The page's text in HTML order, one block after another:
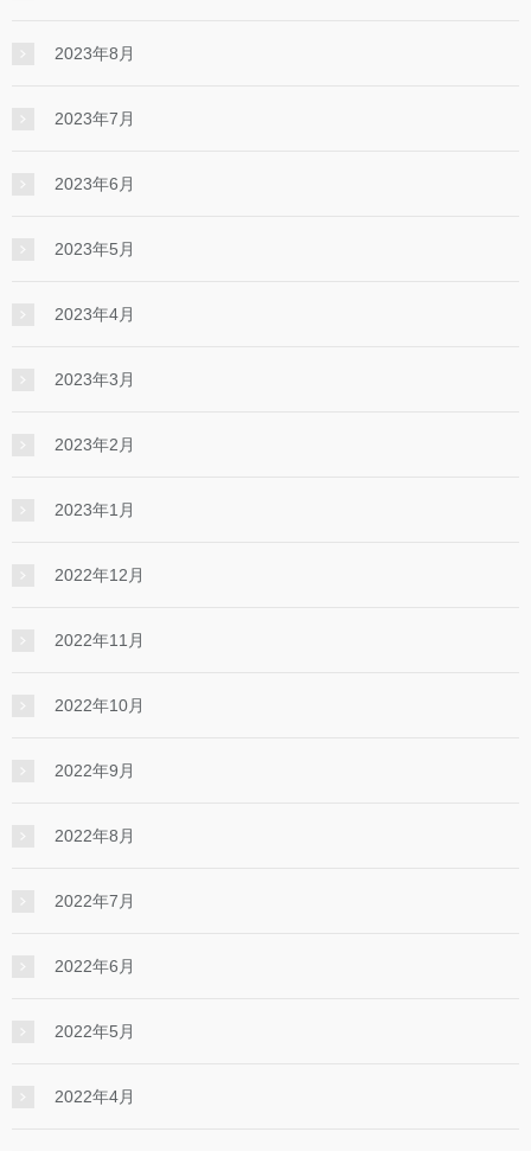
2023年8月
2023年7月
2023年6月
2023年5月
2023年4月
2023年3月
2023年2月
2023年1月
2022年12月
2022年11月
2022年10月
2022年9月
2022年8月
2022年7月
2022年6月
2022年5月
2022年4月